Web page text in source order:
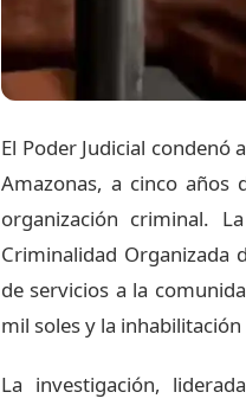
El Poder Judicial condenó
Amazonas, a cinco
organización criminal.
Criminalidad Organizada
de servicios a la
mil soles y la
La investigación,